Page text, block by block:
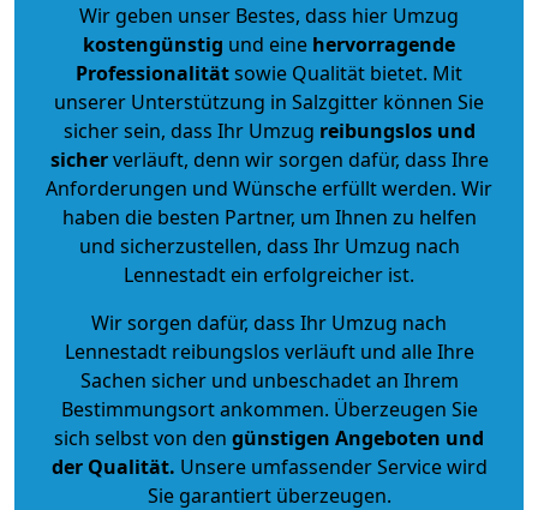
Wir geben unser Bestes, dass hier Umzug
kostengünstig und eine hervorragende
Professionalitätsowie Qualität bietet. Mit
unserer Unterstützung in Salzgitter können Sie
sicher sein, dass Ihr Umzug reibungslos und
sicherverläuft, denn wir sorgen dafür, dass Ihre
Anforderungen und Wünsche erfüllt werden. Wir
haben die besten Partner, um Ihnen zu helfen
und sicherzustellen, dass Ihr Umzug nach
Lennestadt ein erfolgreicher ist.
Wir sorgen dafür, dass Ihr Umzug nach
Lennestadt reibungslos verläuft und alle Ihre
Sachen sicher und unbeschadet an Ihrem
Bestimmungsort ankommen. Überzeugen Sie
sich selbst von den günstigen Angeboten und
der Qualität. Unsere umfassender Service wird
Sie garantiert überzeugen.